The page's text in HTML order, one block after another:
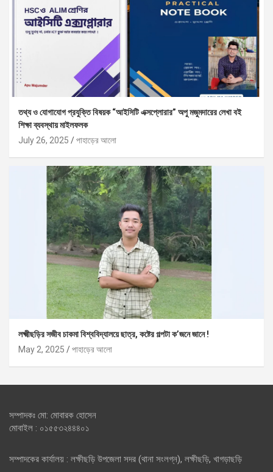
তথ্য ও যোগাযোগ প্রযুক্তি বিষয়ক “আইসিটি এক্সপ্লোরার” অপু মজুমদারের লেখা বই
শিক্ষা ব্যবস্থায় মাইলফলক
July 26, 2025
পাহাড়ের আলো
লক্ষ্মীছড়ির সজীব চাকমা বিশ্ববিদ্যালয়ে ছাত্র, কষ্টের গল্পটা ক’জনে জানে !
May 2, 2025
পাহাড়ের আলো
সম্পাদকঃ মো: মোবারক হোসেন
মোবাইল : ০১৫৫৩২৪৪৪০১
সম্পাদকের কার্যালয় : লক্ষীছড়ি উপজেলা সদর (থানা সংলগ্ন), লক্ষীছড়ি, খাগড়াছড়ি